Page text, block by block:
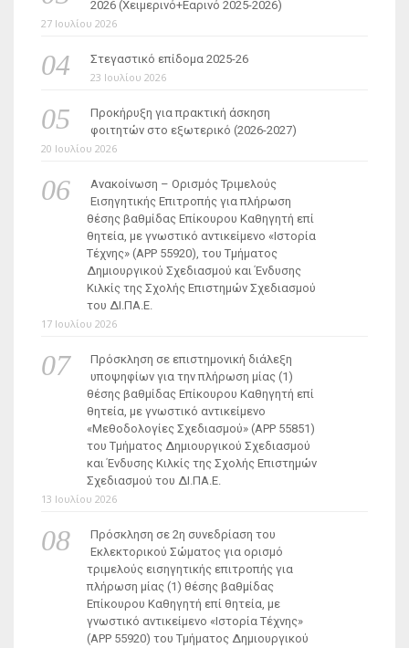
2026 (Χειμερινό+Εαρινό 2025-2026)
27 Ιουλίου 2026
Στεγαστικό επίδομα 2025-26
23 Ιουλίου 2026
Προκήρυξη για πρακτική άσκηση
φοιτητών στο εξωτερικό (2026-2027)
20 Ιουλίου 2026
Ανακοίνωση – Ορισμός Τριμελούς
Εισηγητικής Επιτροπής για πλήρωση
θέσης βαθμίδας Επίκουρου Καθηγητή επί
θητεία, με γνωστικό αντικείμενο «Ιστορία
Τέχνης» (ΑΡΡ 55920), του Τμήματος
Δημιουργικού Σχεδιασμού και Ένδυσης
Κιλκίς της Σχολής Επιστημών Σχεδιασμού
του ΔΙ.ΠΑ.Ε.
17 Ιουλίου 2026
Πρόσκληση σε επιστημονική διάλεξη
υποψηφίων για την πλήρωση μίας (1)
θέσης βαθμίδας Επίκουρου Καθηγητή επί
θητεία, με γνωστικό αντικείμενο
«Μεθοδολογίες Σχεδιασμού» (ΑΡΡ 55851)
του Τμήματος Δημιουργικού Σχεδιασμού
και Ένδυσης Κιλκίς της Σχολής Επιστημών
Σχεδιασμού του ΔΙ.ΠΑ.Ε.
13 Ιουλίου 2026
Πρόσκληση σε 2η συνεδρίαση του
Εκλεκτορικού Σώματος για ορισμό
τριμελούς εισηγητικής επιτροπής για
πλήρωση μίας (1) θέσης βαθμίδας
Επίκουρου Καθηγητή επί θητεία, με
γνωστικό αντικείμενο «Ιστορία Τέχνης»
(ΑΡΡ 55920) του Τμήματος Δημιουργικού